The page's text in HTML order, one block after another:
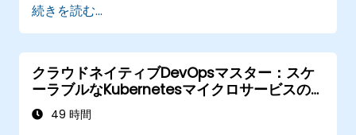
続きを読む...
クラウドネイティブDevOpsマスター：スケ
ーラブルなKubernetesマイクロサービスの
設計、デプロイメント＆運用
49 時間